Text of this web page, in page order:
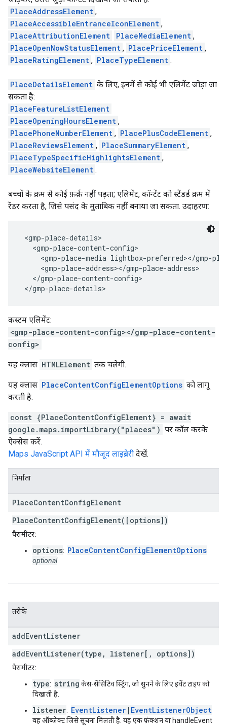
PlaceAddressElement ,
PlaceAccessibleEntranceIconElement ,
PlaceAttributionElement
PlaceMediaElement ,
PlaceOpenNowStatusElement , PlacePriceElement ,
PlaceRatingElement , PlaceTypeElement .
PlaceDetailsElement के लिए, इनमें से कोई भी एलिमेंट जोड़ा जा
सकता है:
PlaceFeatureListElement
PlaceOpeningHoursElement ,
PlacePhoneNumberElement , PlacePlusCodeElement ,
PlaceReviewsElement , PlaceSummaryElement ,
PlaceTypeSpecificHighlightsElement ,
PlaceWebsiteElement .
बच्चों के क्रम से कोई फ़र्क़ नहीं पड़ता; एलिमेंट, कॉन्टेंट को स्टैंडर्ड क्रम में
रेंडर करता है, जिसे पसंद के मुताबिक नहीं बनाया जा सकता. उदाहरण:
<gmp-place-details>
<gmp-place-content-config>
<gmp-place-media lightbox-preferred></gmp-
<gmp-place-address></gmp-place-address>
</gmp-place-content-config>
</gmp-place-details>
कस्टम एलिमेंट:
<gmp-place-content-config></gmp-place-content-
config>
यह क्लास HTMLElement तक चलेगी.
यह क्लास PlaceContentConfigElementOptions को लागू
करती है.
const {PlaceContentConfigElement} = await
google.maps.importLibrary("places") पर कॉल करके
ऐक्सेस करें.
Maps JavaScript API में मौजूद लाइब्रेरी देखें.
निर्माता
PlaceContentConfigElement
PlaceContentConfigElement([options])
पैरामीटर:
options: PlaceContentConfigElementOptions
optional
तरीके
addEventListener
addEventListener(type, listener[, options])
पैरामीटर:
type: string केस-सेंसिटिव स्ट्रिंग, जो सुनने के लिए इवेंट टाइप को
दिखाती है.
listener: EventListener | EventListenerObject
वह ऑब्जेक्ट जिसे सूचना मिलती है. यह एक फ़ंक्शन या handleEvent